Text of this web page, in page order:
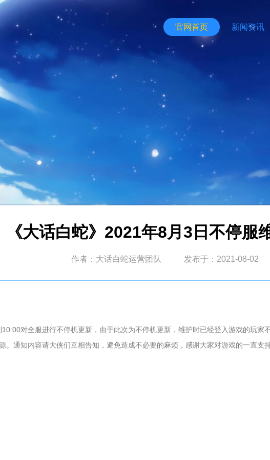
新闻资讯
官网首页
《大话白蛇》2021年8月3日不停服
作者：大话白蛇运营团队 发布于：2021-08-02
对全服进行不停机更新，由于此次为不停机更新，维护时已经登入游戏的玩家
。通知内容请大侠们互相告知，避免造成不必要的麻烦，感谢大家对游戏的一直支